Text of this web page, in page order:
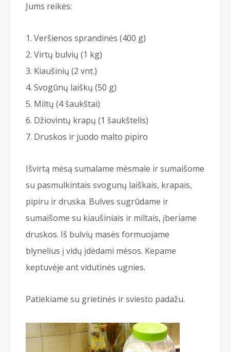
Jums reikės:
Veršienos sprandinės (400 g)
Virtų bulvių (1 kg)
Kiaušinių (2 vnt.)
Svogūnų laiškų (50 g)
Miltų (4 šaukštai)
Džiovintų krapų (1 šaukštelis)
Druskos ir juodo malto pipiro
Išvirtą mėsą sumalame mėsmale ir sumaišome
su pasmulkintais svogunų laiškais, krapais,
pipiru ir druska. Bulves sugrūdame ir
sumaišome su kiaušiniais ir miltais, įberiame
druskos. Iš bulvių masės formuojame
blynelius į vidų įdėdami mėsos. Kepame
keptuvėje ant vidutinės ugnies.
Patiekiame su grietinės ir sviesto padažu.